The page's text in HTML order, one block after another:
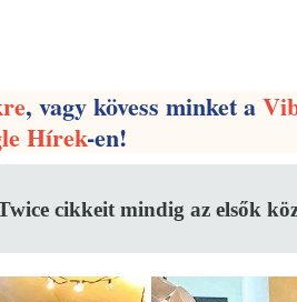
, vagy kövess minket a
Hírek-en!
cikkeit mindig az elsők